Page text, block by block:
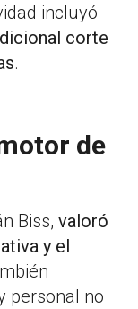
incluyó
corte
.
de
Biss, valoró
y el
personal no